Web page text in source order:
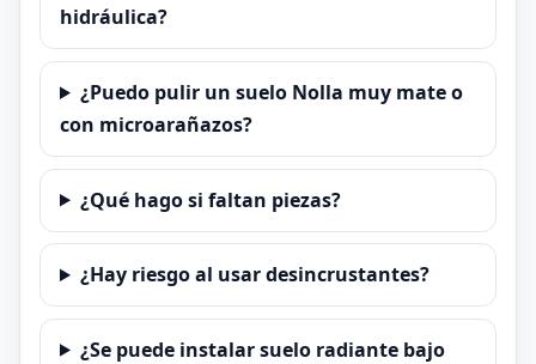
hidráulica?
¿Puedo pulir un suelo Nolla muy mate o
con microarañazos?
¿Qué hago si faltan piezas?
¿Hay riesgo al usar desincrustantes?
¿Se puede instalar suelo radiante bajo